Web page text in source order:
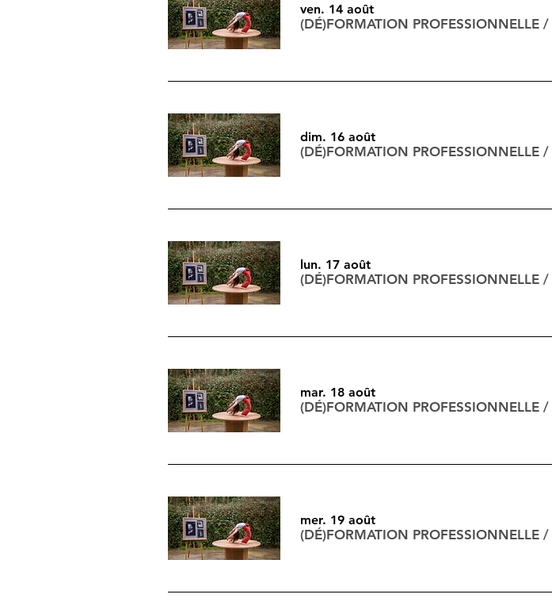
ven. 14 août
(DÉ)FORMATION PROFESSIONNELLE /
dim. 16 août
(DÉ)FORMATION PROFESSIONNELLE /
lun. 17 août
(DÉ)FORMATION PROFESSIONNELLE /
mar. 18 août
(DÉ)FORMATION PROFESSIONNELLE /
mer. 19 août
(DÉ)FORMATION PROFESSIONNELLE /